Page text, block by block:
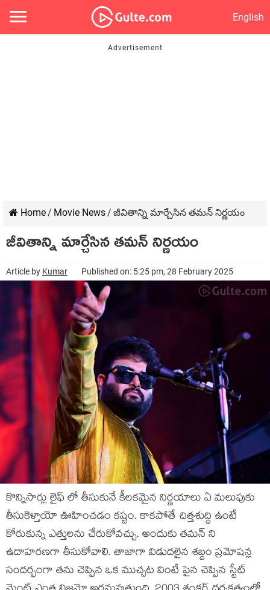
English
Home/ Movie News/ జీవితాన్ని మార్చేసిన తమన్ నిర్ణయం
జీవితాన్ని మార్చేసిన తమన్ నిర్ణయం
Article by Kumar Published on: 5:25 pm, 28 February 2025
కొన్నిసార్లు లైఫ్ లో తీసుకునే కీలకమైన నిర్ణయాలు ఏ మలుపుకు
తీసుకెళ్తాయో ఊహించడం కష్టం. కాకపోతే చిత్తశుద్ధి ఉంటే
కోరుకున్న ఎత్తులను చేరుకోవచ్చు. అందుకు తమన్ ని
ఉదాహరణగా తీసుకోవాలి. తాజాగా విడుదలైన శబ్దం ప్రమోషన్ల
సందర్భంగా తను చెప్పిన ఒక ముచ్చట వింటే పైన చెప్పిన స్టేట్